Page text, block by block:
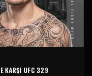
KARŞI UFC 329